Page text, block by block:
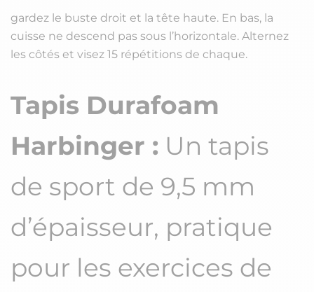
gardez le buste droit et la tête haute. En bas, la
cuisse ne descend pas sous l’horizontale. Alternez
les côtés et visez 15 répétitions de chaque.
Tapis Durafoam
Harbinger : Un tapis
de sport de 9,5 mm
d’épaisseur, pratique
pour les exercices de